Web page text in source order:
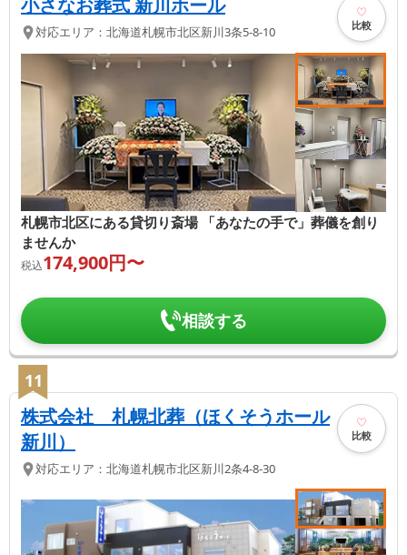
小さなお葬式 新川ホール
対応エリア： 北海道札幌市北区新川3条5-8-10 比較
札幌市北区にある貸切り斎場 「あなたの手で」葬儀を創り
ませんか
税込174,900円〜
相談する
11
株式会社 札幌北葬（ほくそうホール
新川）
対応エリア： 北海道札幌市北区新川2条4-8-30
比較